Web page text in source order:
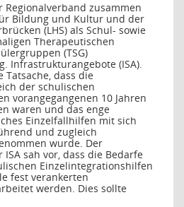
Regionalverband zusammen
Bildung und Kultur und der
(LHS) als Schul- sowie
Therapeutischen
(TSG)
Infrastrukturangebote (ISA).
Tatsache, dass die
der schulischen
vorangegangenen 10 Jahren
waren und das enge
Einzelfallhilfen mit sich
und zugleich
wurde. Der
sah vor, dass die Bedarfe
Einzelintegrationshilfen
fest verankerten
werden. Dies sollte